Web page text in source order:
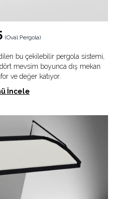
(Oval Pergola)
bu çekilebilir pergola sistemi,
mevsim boyunca dış mekan
ve değer katıyor.
İncele